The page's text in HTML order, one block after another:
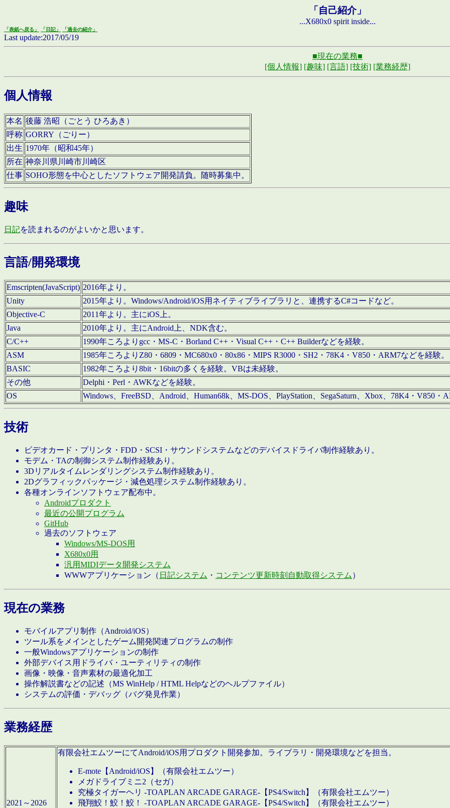
「自己紹介」
...X680x0 spirit inside...
「表紙へ戻る」 「日記」 「過去の紹介」
Last update:2017/05/19
■現在の業務■
[個人情報] [趣味] [言語] [技術] [業務経歴]
個人情報
本名 後藤 浩昭（ごとう ひろあき）
呼称 GORRY（ごりー）
出生 1970年（昭和45年）
所在 神奈川県川崎市川崎区
仕事 SOHO形態を中心としたソフトウェア開発請負。随時募集中。
趣味
日記を読まれるのがよいかと思います。
言語/開発環境
Emscripten(JavaScript) 2016年より。
Unity
2015年より。Windows/Android/iOS用ネイティブライブラリと、連携するC#コードなど。
Objective-C
2011年より。主にiOS上。
Java
2010年より。主にAndroid上、NDK含む。
C/C++
1990年ころよりgcc・MS-C・Borland C++・Visual C++・C++ Builderなどを経験。
ASM
1985年ころよりZ80・6809・MC680x0・80x86・MIPS R3000・SH2・78K4・V850・ARM7などを経験。
BASIC
1982年ころより8bit・16bitの多くを経験。VBは未経験。
その他
Delphi・Perl・AWKなどを経験。
OS
Windows、FreeBSD、Android、Human68k、MS-DOS、PlayStation、SegaSaturn、Xbox、78K4・V850・
技術
ビデオカード・プリンタ・FDD・SCSI・サウンドシステムなどのデバイスドライバ制作経験あり。
モデム・TAの制御システム制作経験あり。
3Dリアルタイムレンダリングシステム制作経験あり。
2Dグラフィックパッケージ・減色処理システム制作経験あり。
各種オンラインソフトウェア配布中。
Androidプロダクト
最近の公開プログラム
GitHub
過去のソフトウェア
Windows/MS-DOS用
X680x0用
汎用MIDIデータ開発システム
WWWアプリケーション（ 日記システム ・ コンテンツ更新時刻自動取得システム ）
現在の業務
モバイルアプリ制作（Android/iOS）
ツール系をメインとしたゲーム開発関連プログラムの制作
一般Windowsアプリケーションの制作
外部デバイス用ドライバ・ユーティリティの制作
画像・映像・音声素材の最適化加工
操作解説書などの記述（MS WinHelp / HTML Helpなどのヘルプファイル）
システムの評価・デバッグ（バグ発見作業）
業務経歴
2021～2026
有限会社エムツーにてAndroid/iOS用プロダクト開発参加。ライブラリ・開発環境などを担当。
E-mote【Android/iOS】（有限会社エムツー）
メガドライブミニ2（セガ）
究極タイガーヘリ -TOAPLAN ARCADE GARAGE-【PS4/Switch】（有限会社エムツー）
飛翔鮫！鮫！鮫！ -TOAPLAN ARCADE GARAGE-【PS4/Switch】（有限会社エムツー）